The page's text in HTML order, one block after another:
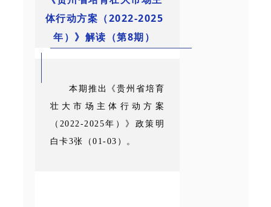
体行动方案（2022-2025
年）》解读（第8期）
本期推出《贵州省培育
壮大市场主体行动方案
（2022-2025年）》政策明
白卡3张（01-03）。